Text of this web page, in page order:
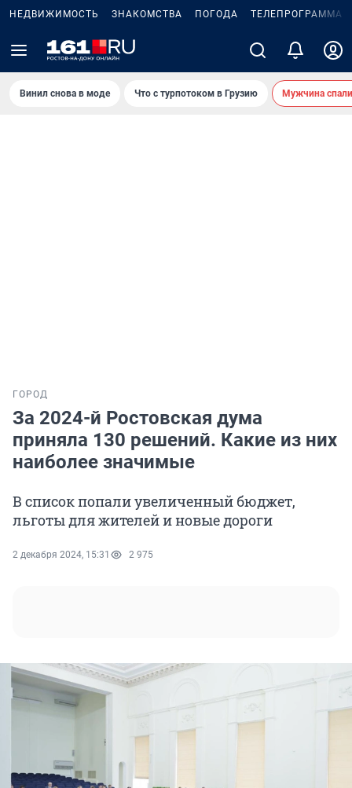
НЕДВИЖИМОСТЬ ЗНАКОМСТВА ПОГОДА ТЕЛЕПРОГРАММА
Винил снова в моде Что с турпотоком в Грузию Мужчина
ГОРОД
За 2024-й Ростовская дума
приняла 130 решений. Какие из них
наиболее значимые
В список попали увеличенный бюджет,
льготы для жителей и новые дороги
2 декабря 2024, 15:31 2 975